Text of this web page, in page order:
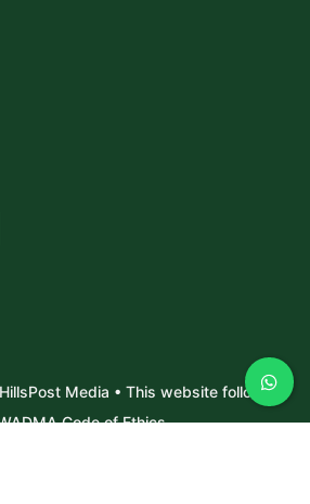
Media • This website follows
Code of Ethics